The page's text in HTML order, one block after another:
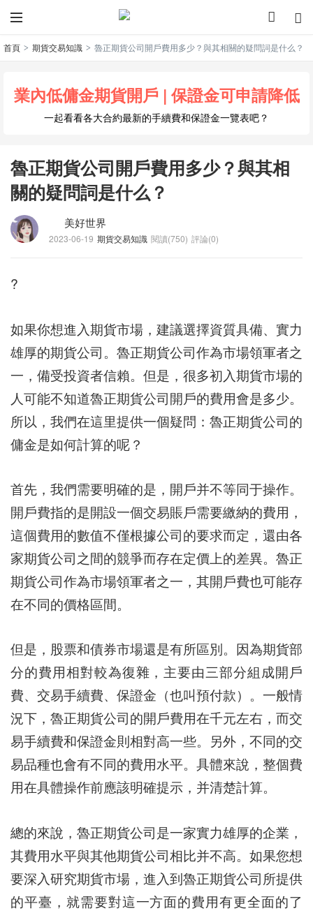
首頁 > 期貨交易知識 > 魯正期貨公司開戶費用多少？與其相關的疑問詞是什么？
業內低傭金期貨開戶 | 保證金可申請降低
一起看看各大合約最新的手續費和保證金一覽表吧？
魯正期貨公司開戶費用多少？與其相
關的疑問詞是什么？
美好世界
2023-06-19 期貨交易知識 閱讀(750) 評論(0)
?
如果你想進入期貨市場，建議選擇資質具備、實力
雄厚的期貨公司。魯正期貨公司作為市場領軍者之
一，備受投資者信賴。但是，很多初入期貨市場的
人可能不知道魯正期貨公司開戶的費用會是多少。
所以，我們在這里提供一個疑問：魯正期貨公司的
傭金是如何計算的呢？
首先，我們需要明確的是，開戶并不等同于操作。
開戶費指的是開設一個交易賬戶需要繳納的費用，
這個費用的數值不僅根據公司的要求而定，還由各
家期貨公司之間的競爭而存在定價上的差異。魯正
期貨公司作為市場領軍者之一，其開戶費也可能存
在不同的價格區間。
但是，股票和債券市場還是有所區別。因為期貨部
分的費用相對較為復雜，主要由三部分組成開戶
費、交易手續費、保證金（也叫預付款）。一般情
況下，魯正期貨公司的開戶費用在千元左右，而交
易手續費和保證金則相對高一些。另外，不同的交
易品種也會有不同的費用水平。具體來說，整個費
用在具體操作前應該明確提示，并清楚計算。
總的來說，魯正期貨公司是一家實力雄厚的企業，
其費用水平與其他期貨公司相比并不高。如果您想
要深入研究期貨市場，進入到魯正期貨公司所提供
的平臺，就需要對這一方面的費用有更全面的了